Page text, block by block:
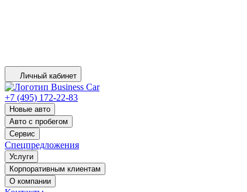
Личный кабинет
+7 (495) 172-22-83
Новые авто
Авто с пробегом
Сервис
Спецпредложения
Услуги
Корпоративным клиентам
О компании